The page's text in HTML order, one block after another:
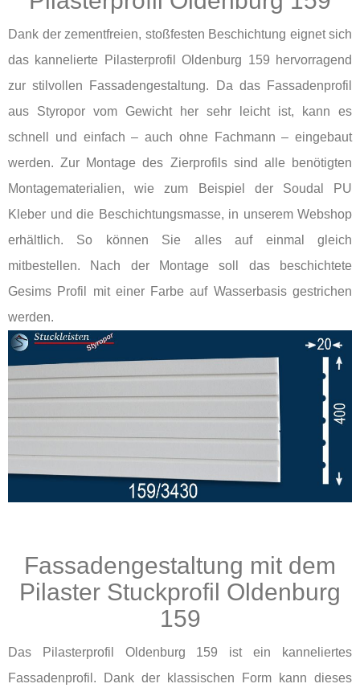
Dank der zementfreien, stoßfesten Beschichtung eignet sich
das kannelierte Pilasterprofil Oldenburg 159 hervorragend
zur stilvollen Fassadengestaltung. Da das Fassadenprofil
aus Styropor vom Gewicht her sehr leicht ist, kann es
schnell und einfach – auch ohne Fachmann – eingebaut
werden. Zur Montage des Zierprofils sind alle benötigten
Montagematerialien, wie zum Beispiel der Soudal PU
Kleber und die Beschichtungsmasse, in unserem Webshop
erhältlich. So können Sie alles auf einmal gleich
mitbestellen. Nach der Montage soll das beschichtete
Gesims Profil mit einer Farbe auf Wasserbasis gestrichen
werden.
Fassadengestaltung mit dem
Pilaster Stuckprofil Oldenburg
159
Das Pilasterprofil Oldenburg 159 ist ein kanneliertes
Fassadenprofil. Dank der klassischen Form kann dieses